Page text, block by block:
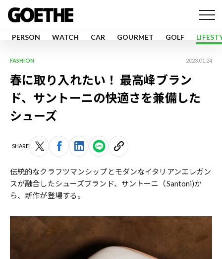
PERSON WATCH CAR GOURMET GOLF
FASHION 2023.01.24
春に取り入れたい！ 最高峰ブラン
ド、サントーニの快適さを兼備した
シューズ
SHARE
伝統的なクラフツマンシップとモダンなイタリアンエレガン
スが融合したシューズブランド、サントーニ（Santoni)か
ら、新作が登場する。